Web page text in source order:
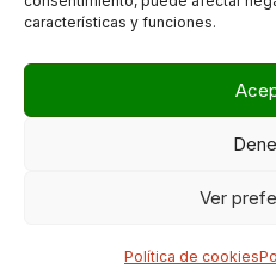
características y funciones.
Ver
Política de cookies
Los comentarios de los
Copyright © 2026 Era